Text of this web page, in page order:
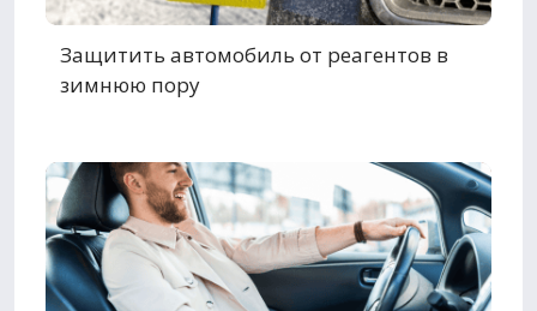
Защитить автомобиль от реагентов в
зимнюю пору